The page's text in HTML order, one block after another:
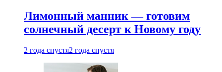
Лимонный манник — готовим
солнечный десерт к Новому году
2 года спустя2 года спустя